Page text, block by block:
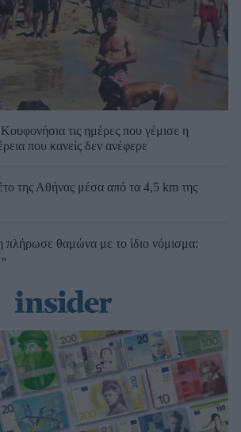
τις ημέρες που γέμισε η
που κανείς δεν ανέφερε
της Αθήνας μέσα από τα 4,5 km της
πλήρωσε θαμώνα με το ίδιο νόμισμα: